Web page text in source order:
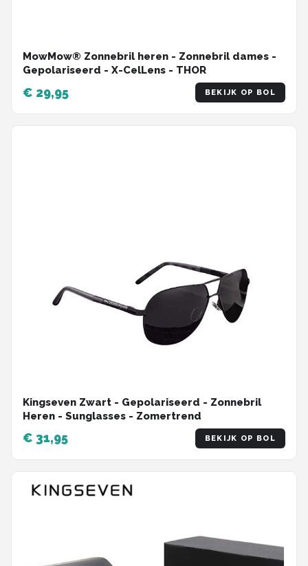
MowMow® Zonnebril heren - Zonnebril dames -
Gepolariseerd - X-CelLens - THOR
€ 29,95 BEKIJK OP BOL
Kingseven Zwart - Gepolariseerd - Zonnebril
Heren - Sunglasses - Zomertrend
€ 31,95 BEKIJK OP BOL